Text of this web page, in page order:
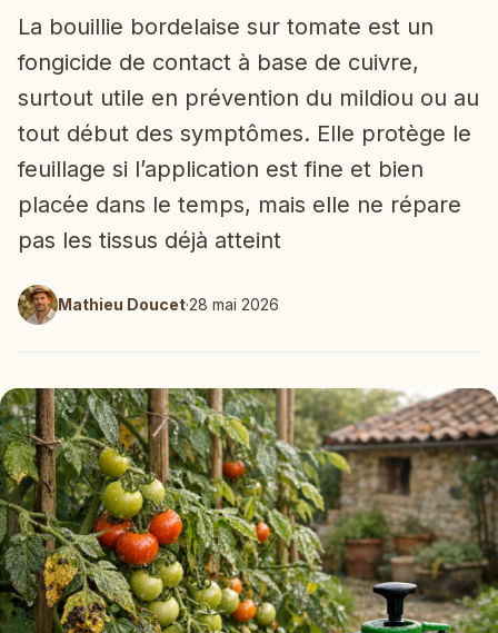
La bouillie bordelaise sur tomate est un
fongicide de contact à base de cuivre,
surtout utile en prévention du mildiou ou au
tout début des symptômes. Elle protège le
feuillage si l’application est fine et bien
placée dans le temps, mais elle ne répare
pas les tissus déjà atteint
Mathieu Doucet·28 mai 2026